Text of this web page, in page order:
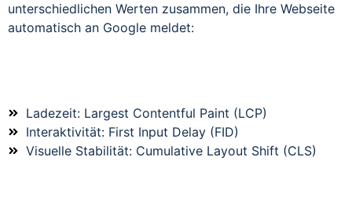
unterschiedlichen Werten zusammen, die Ihre Webseite
automatisch an Google meldet:
Ladezeit: Largest Contentful Paint (LCP)
Interaktivität: First Input Delay (FID)
Visuelle Stabilität: Cumulative Layout Shift (CLS)